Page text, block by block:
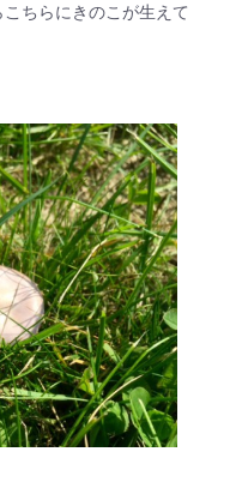
ちらにきのこが生えて